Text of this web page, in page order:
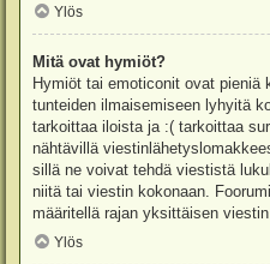
Ylös
Mitä ovat hymiöt?
Hymiöt tai emoticonit ovat pieniä
tunteiden ilmaisemiseen lyhyitä
tarkoittaa iloista ja :( tarkoittaa
nähtävillä
sillä ne voivat tehdä viestistä
niitä tai viestin kokonaan.
määritellä rajan yksittäisen
Ylös